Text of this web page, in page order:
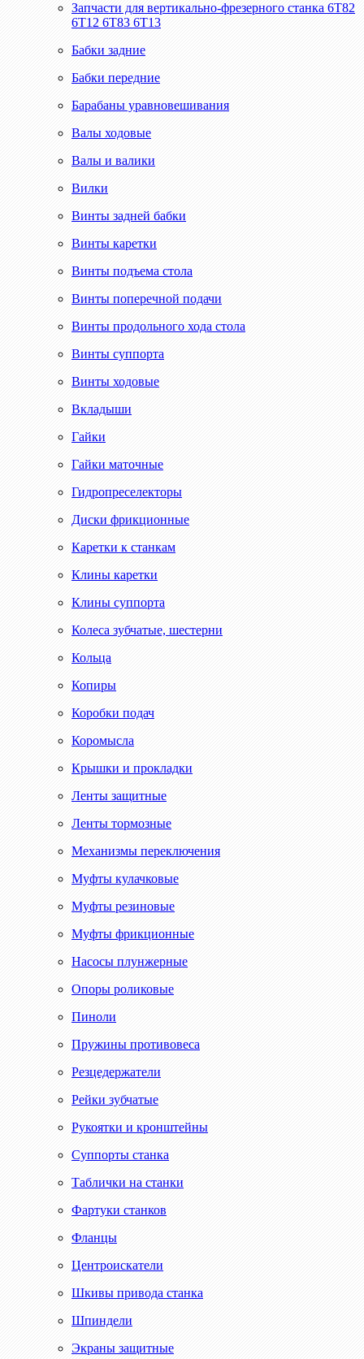
Запчасти для вертикально-фрезерного станка 6Т82
6Т12 6Т83 6Т13
Бабки задние
Бабки передние
Барабаны уравновешивания
Валы ходовые
Валы и валики
Вилки
Винты задней бабки
Винты каретки
Винты подъема стола
Винты поперечной подачи
Винты продольного хода стола
Винты суппорта
Винты ходовые
Вкладыши
Гайки
Гайки маточные
Гидропреселекторы
Диски фрикционные
Каретки к станкам
Клины каретки
Клины суппорта
Колеса зубчатые, шестерни
Кольца
Копиры
Коробки подач
Коромысла
Крышки и прокладки
Ленты защитные
Ленты тормозные
Механизмы переключения
Муфты кулачковые
Муфты резиновые
Муфты фрикционные
Насосы плунжерные
Опоры роликовые
Пиноли
Пружины противовеса
Резцедержатели
Рейки зубчатые
Рукоятки и кронштейны
Суппорты станка
Таблички на станки
Фартуки станков
Фланцы
Центроискатели
Шкивы привода станка
Шпиндели
Экраны защитные